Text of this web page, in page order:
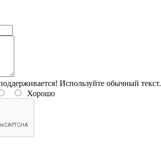
Используйте обычный текст.
Хорошо